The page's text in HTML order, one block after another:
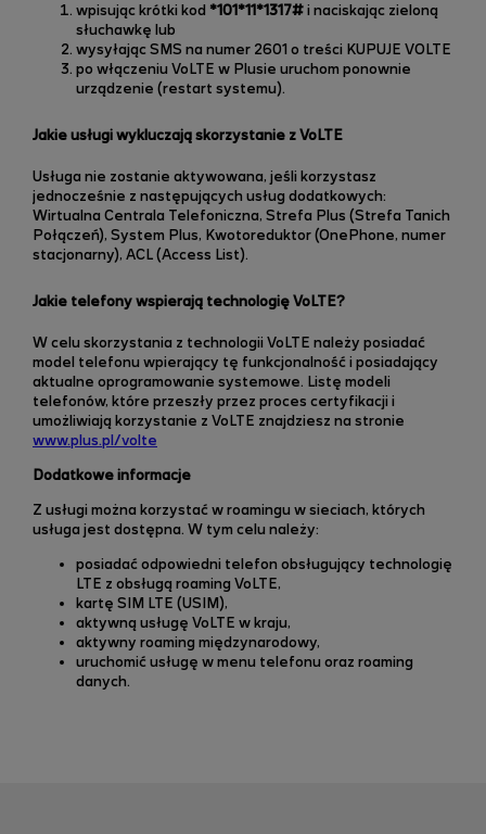
wpisując krótki kod *101*11*1317#i naciskając zieloną
słuchawkę lub
wysyłając SMS na numer 2601 o treści KUPUJE VOLTE
po włączeniu VoLTE w Plusie uruchom ponownie
urządzenie (restart systemu).
Jakie usługi wykluczają skorzystanie z VoLTE
Usługa nie zostanie aktywowana, jeśli korzystasz
jednocześnie z następujących usług dodatkowych:
Wirtualna Centrala Telefoniczna, Strefa Plus (Strefa Tanich
Połączeń), System Plus, Kwotoreduktor (OnePhone, numer
stacjonarny), ACL (Access List).
Jakie telefony wspierają technologię VoLTE?
W celu skorzystania z technologii VoLTE należy posiadać
model telefonu wpierający tę funkcjonalność i posiadający
aktualne oprogramowanie systemowe. Listę modeli
telefonów, które przeszły przez proces certyfikacji i
umożliwiają korzystanie z VoLTE znajdziesz na stronie
www.plus.pl/volte
Dodatkowe informacje
Z usługi można korzystać w roamingu w sieciach, których
usługa jest dostępna. W tym celu należy:
posiadać odpowiedni telefon obsługujący technologię
LTE z obsługą roaming VoLTE,
kartę SIM LTE (USIM),
aktywną usługę VoLTE w kraju,
aktywny roaming międzynarodowy,
uruchomić usługę w menu telefonu oraz roaming
danych.